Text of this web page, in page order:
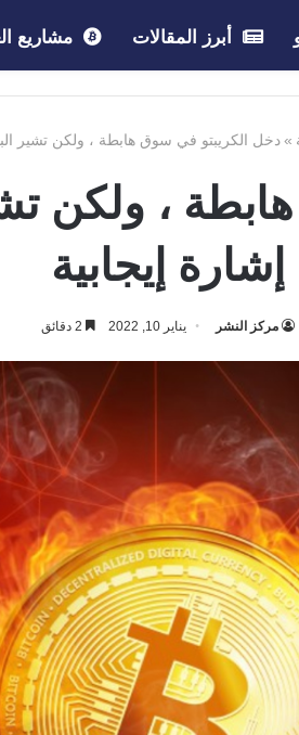
أبرز المقالات مشاريع
»دخل الكريبتو في سوق هابطة ، ولكن تشير
، ولكن
إشارة إيجابية
مركز النشر يناير 10, 2022